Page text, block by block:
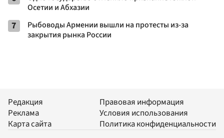
Осетии и Абхазии
7
Рыбоводы Армении вышли на протесты из-за
закрытия рынка России
Редакция
Реклама
Карта сайта
Правовая информация
Условия использования
Политика конфиденциальности